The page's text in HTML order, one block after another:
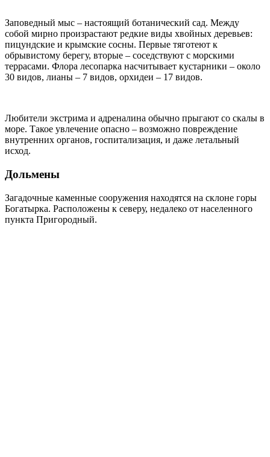
Заповедный мыс – настоящий ботанический сад. Между
собой мирно произрастают редкие виды хвойных деревьев:
пицундские и крымские сосны. Первые тяготеют к
обрывистому берегу, вторые – соседствуют с морскими
террасами. Флора лесопарка насчитывает кустарники – около
30 видов, лианы – 7 видов, орхидеи – 17 видов.
Любители экстрима и адреналина обычно прыгают со скалы в
море. Такое увлечение опасно – возможно повреждение
внутренних органов, госпитализация, и даже летальный
исход.
Дольмены
Загадочные каменные сооружения находятся на склоне горы
Богатырка. Расположены к северу, недалеко от населенного
пункта Пригородный.